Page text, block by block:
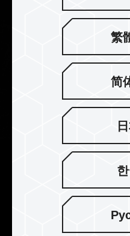
2mm 厚实散热
T-FORCE XTREEM
散热片，提升其质量，
繁
简